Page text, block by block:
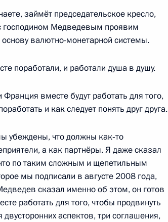
1
деловых
займёт председательское кресло,
господином Медведевым проявим
валютно-монетарной системы.
поработали, и работали душа в душу.
вместе будут работать для того,
и как следует понять друг друга.
убеждены, что должны как‑то
а как партнёры. Я даже сказал
по таким сложным и щепетильным
мы подписали в августе 2008 года,
сказал именно об этом, он готов
работать для того, чтобы продвинуть
аспектов, три соглашения,